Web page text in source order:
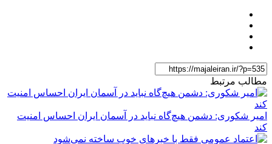
مطالب مرتبط
امیر شکوری: دشمن هیچ‌گاه نباید در آسمان ایران احساس امنیت
کند